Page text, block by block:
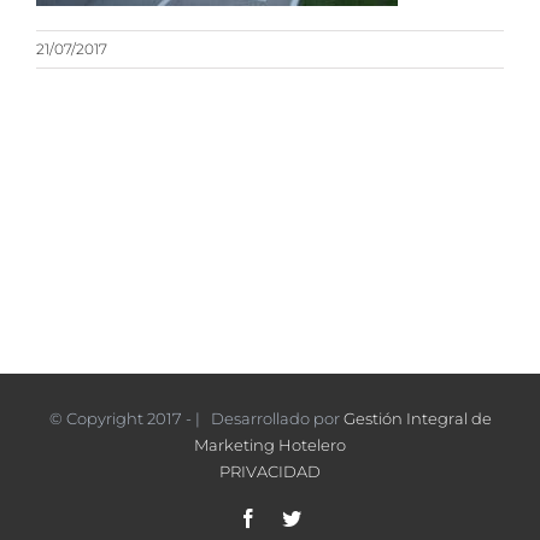
21/07/2017
© Copyright 2017 - | Desarrollado porGestión Integral de
Marketing Hotelero
PRIVACIDAD
FacebookTwitter